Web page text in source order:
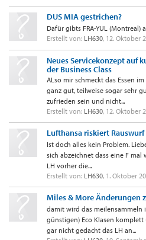
DUS MIA gestrichen?
Dafür gibts FRA-YUL (Montreal)
Erstellt von: LH630, 12. Oktober
Neues Servicekonzept auf
der Business Class
ALso mir schmeckt das Essen
ganz gut, teilweise sogar sehr
zufrieden sein und nicht...
Erstellt von: LH630, 12. Oktober
Lufthansa riskiert
Ist doch alles kein Problem.
sich abzeichnet dass eine F
LH vorher die...
Erstellt von: LH630, 1. Oktober
Miles & More Änderungen
damit wird das meilensammeln
günstigen) Eco Klasen
gar nicht gedacht das LH an...